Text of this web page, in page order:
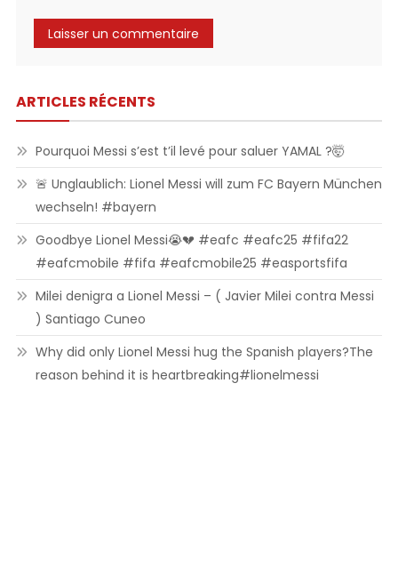
ARTICLES RÉCENTS
Pourquoi Messi s’est t’il levé pour saluer YAMAL ?🤯
🚨 Unglaublich: Lionel Messi will zum FC Bayern München
wechseln! #bayern
Goodbye Lionel Messi😭💔 #eafc #eafc25 #fifa22
#eafcmobile #fifa #eafcmobile25 #easportsfifa
Milei denigra a Lionel Messi – ( Javier Milei contra Messi
) Santiago Cuneo
Why did only Lionel Messi hug the Spanish players?The
reason behind it is heartbreaking#lionelmessi